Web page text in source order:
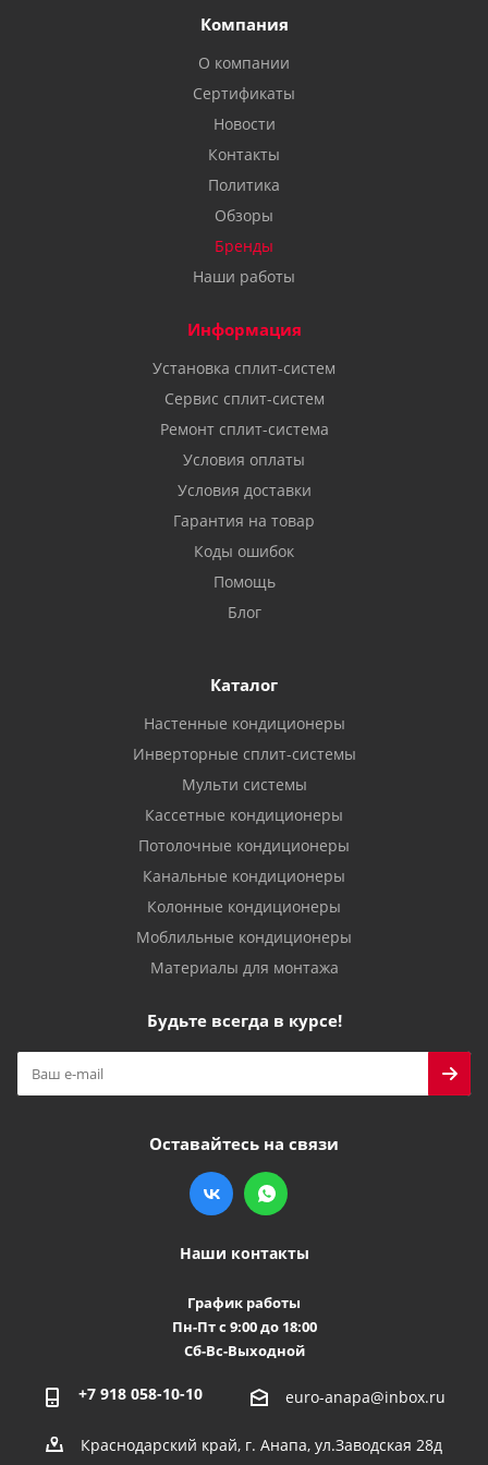
Компания
О компании
Сертификаты
Новости
Контакты
Политика
Обзоры
Бренды
Наши работы
Информация
Установка сплит-систем
Сервис сплит-систем
Ремонт сплит-система
Условия оплаты
Условия доставки
Гарантия на товар
Коды ошибок
Помощь
Блог
Каталог
Настенные кондиционеры
Инверторные сплит-системы
Мульти системы
Кассетные кондиционеры
Потолочные кондиционеры
Канальные кондиционеры
Колонные кондиционеры
Моблильные кондиционеры
Материалы для монтажа
Будьте всегда в курсе!
Оставайтесь на связи
Наши контакты
График работы
Пн-Пт с 9:00 до 18:00
Сб-Вс-Выходной
+7 918 058-10-10 euro-anapa@inbox.ru
Краснодарский край, г. Анапа, ул.Заводская 28д